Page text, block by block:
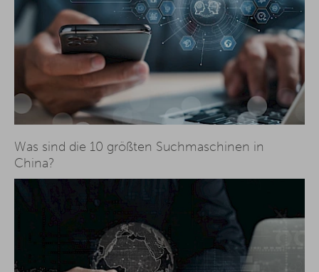
Was sind die 10 größten Suchmaschinen in
China?